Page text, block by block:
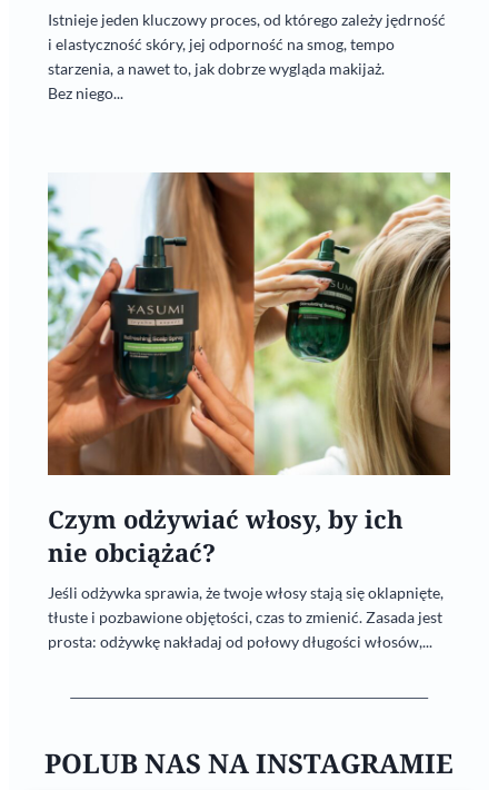
Istnieje jeden kluczowy proces, od którego zależy jędrność
i elastyczność skóry, jej odporność na smog, tempo
starzenia, a nawet to, jak dobrze wygląda makijaż.
Bez niego...
Czym odżywiać włosy, by ich
nie obciążać?
Jeśli odżywka sprawia, że twoje włosy stają się oklapnięte,
tłuste i pozbawione objętości, czas to zmienić. Zasada jest
prosta: odżywkę nakładaj od połowy długości włosów,...
POLUB NAS NA INSTAGRAMIE